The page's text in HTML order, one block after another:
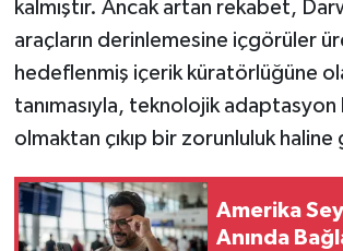
kalmıştır. Ancak artan rekabet,
araçların derinlemesine içgörüler
hedeflenmiş içerik küratörlüğüne
tanımasıyla, teknolojik
olmaktan çıkıp bir zorunluluk haline
Amerika
Anında